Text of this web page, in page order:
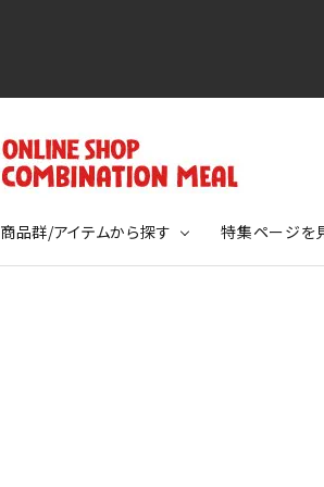
商品群/アイテムから探す 特集ページを